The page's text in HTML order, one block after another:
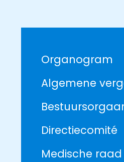
Organogram
Algemene
Directiecomité
Medische raad